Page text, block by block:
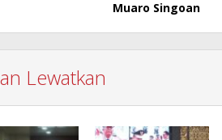
Muaro Singoan
Lewatkan